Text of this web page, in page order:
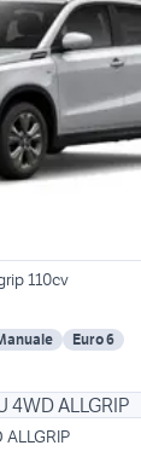
110cv
Euro 6
ALLGRIP